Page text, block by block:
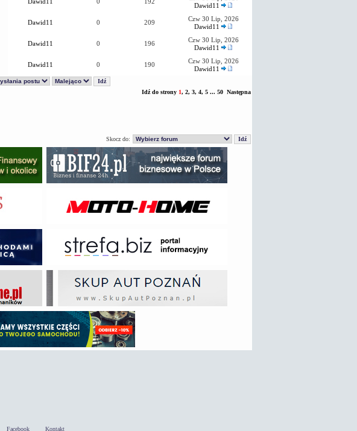
Dawid11
Dawid11 0 209
Czw 30 Lip, 2026
Dawid11
Dawid11 0 196
Czw 30 Lip, 2026
Dawid11
Dawid11 0 190
Czw 30 Lip, 2026
Dawid11
Idź do strony 1, 2, 3, 4, 5... 50 Następna
Skocz do:
Facebook Kontakt